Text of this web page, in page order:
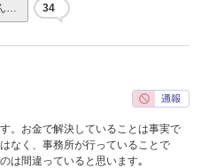
… 34
。お金で解決していることは事実で
なく、事務所が行っていることで
は間違っていると思います｡